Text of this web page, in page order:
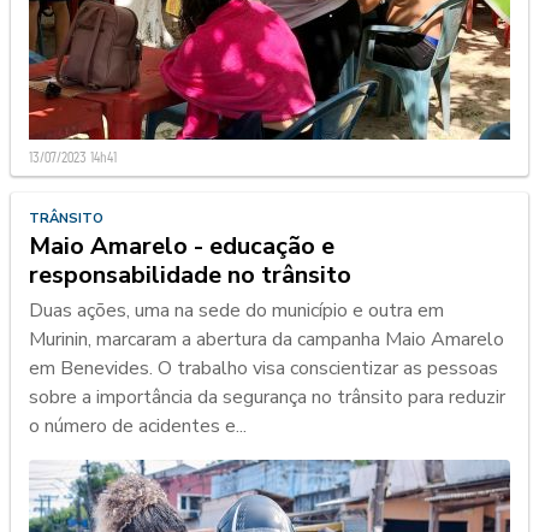
13/07/2023 14h41
TRÂNSITO
Maio Amarelo - educação e
responsabilidade no trânsito
Duas ações, uma na sede do município e outra em
Murinin, marcaram a abertura da campanha Maio Amarelo
em Benevides. O trabalho visa conscientizar as pessoas
sobre a importância da segurança no trânsito para reduzir
o número de acidentes e...